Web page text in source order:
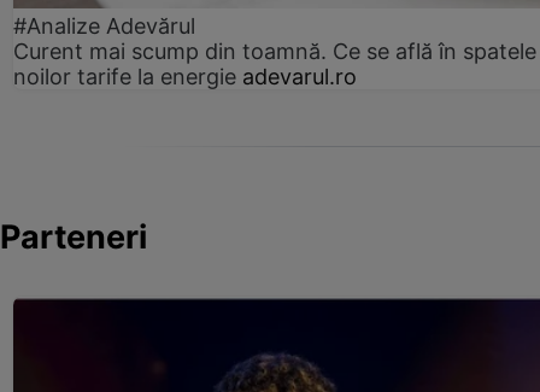
#Analize Adevărul
Curent mai scump din toamnă. Ce se află în spatele
noilor tarife la energie adevarul.ro
Parteneri